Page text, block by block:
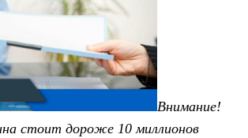
Внимание!
стоит дороже 10 миллионов